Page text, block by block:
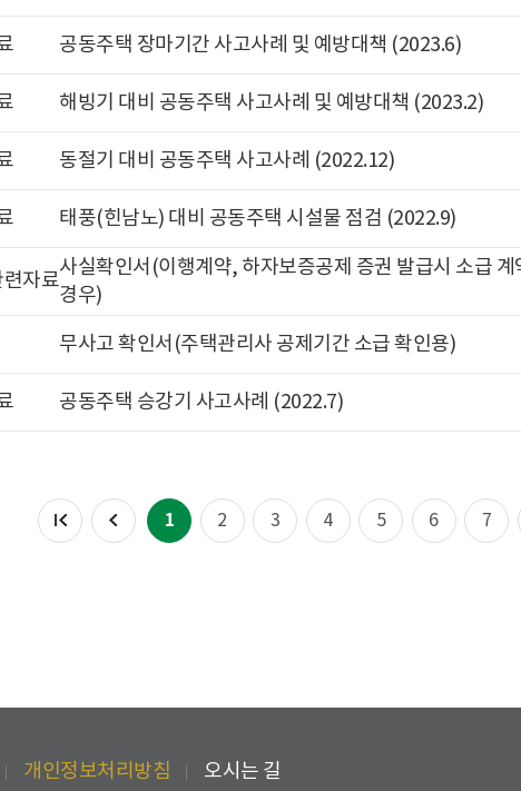
공동주택 장마기간 사고사례 및 예방대책 (2023.6)
해빙기 대비 공동주택 사고사례 및 예방대책 (2023.2)
동절기 대비 공동주택 사고사례 (2022.12)
태풍(힌남노) 대비 공동주택 시설물 점검 (2022.9)
자료
사실확인서(이행계약, 하자보증공제 증권 발급시 소급 계
경우)
무사고 확인서(주택관리사 공제기간 소급 확인용)
공동주택 승강기 사고사례 (2022.7)
1 2 3 4 5 6 7
개인정보처리방침 오시는 길